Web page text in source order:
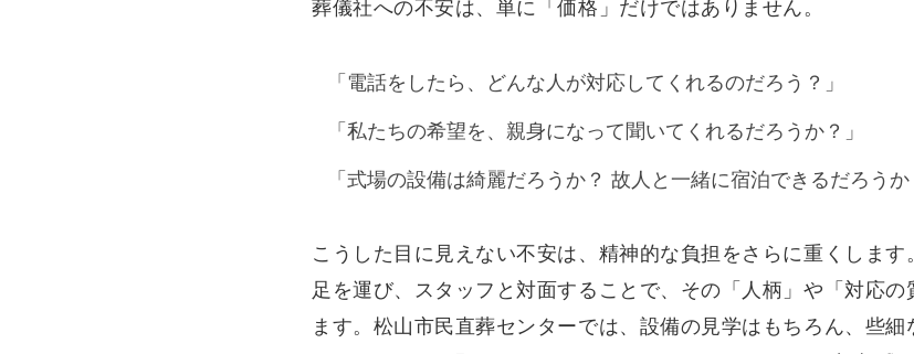
葬儀社への不安は、単に「価格」だけではありません。
「電話をしたら、どんな人が対応してくれるのだろう？」
「私たちの希望を、親身になって聞いてくれるだろうか？」
「式場の設備は綺麗だろうか？ 故人と一緒に宿泊できるだろうか
こうした目に見えない不安は、精神的な負担をさらに重くしま
足を運び、スタッフと対面することで、その「人柄」や「対応の
ます。松山市民直葬センターでは、設備の見学はもちろん、些